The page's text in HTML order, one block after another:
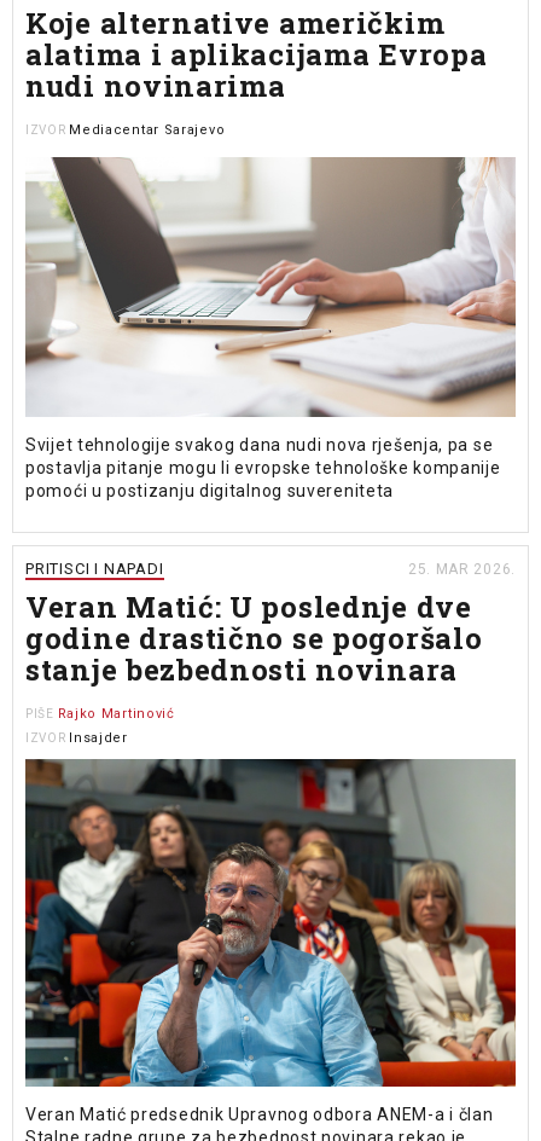
Koje alternative američkim
alatima i aplikacijama Evropa
nudi novinarima
IZVOR Mediacentar Sarajevo
Svijet tehnologije svakog dana nudi nova rješenja, pa se
postavlja pitanje mogu li evropske tehnološke kompanije
pomoći u postizanju digitalnog suvereniteta
PRITISCI I NAPADI 25. MAR 2026.
Veran Matić: U poslednje dve
godine drastično se pogoršalo
stanje bezbednosti novinara
PIŠE Rajko Martinović
IZVOR Insajder
Veran Matić predsednik Upravnog odbora ANEM-a i član